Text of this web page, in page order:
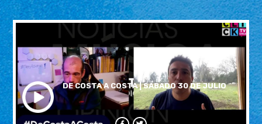
DE COSTA A COSTA | SABADO 30 DE JULIO